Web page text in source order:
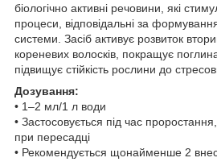
біологічно активні речовини, які
процеси, відповідальні за
системи. Засіб активує розвиток
кореневих волосків, покращує
підвищує стійкість рослини до
Дозування:
• 1–2 мл/1 л води
• Застосовується під час
при пересадці
• Рекомендується щонайменше 2